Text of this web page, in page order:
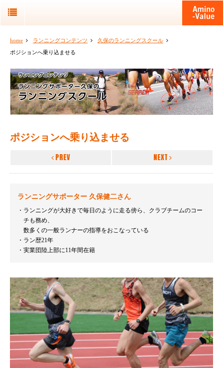
home ランニングコンテンツ
久保のランニングスクール
ポジションへ乗り込ませる
ポジションへ乗り込ませる
PREV NEXT
ランニングサポーター 久保健二さん
ランニングが大好きで毎日のように走る傍ら、クラブチームのコー
チも務め、
数多くの一般ランナーの指導をおこなっている
ラン歴21年
実業団陸上部に11年間在籍